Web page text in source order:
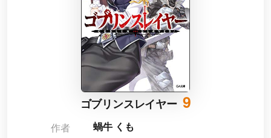
ゴブリンスレイヤー 9
作者
蝸牛 くも